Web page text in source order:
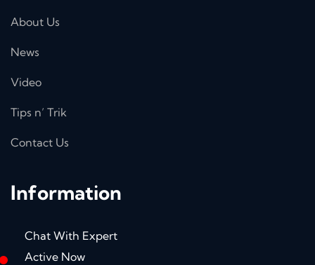
About Us
News
Video
Tips n’ Trik
Contact Us
Information
Chat With Expert
Active Now